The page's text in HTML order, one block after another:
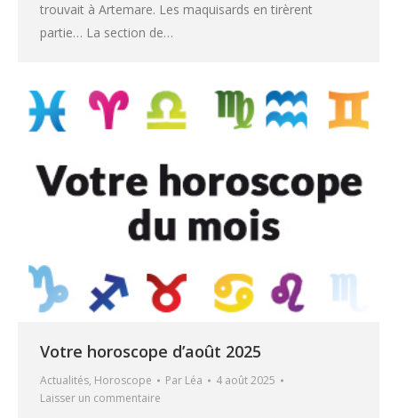
trouvait à Artemare. Les maquisards en tirèrent
partie… La section de…
Votre horoscope d’août 2025
Actualités, Horoscope Par Léa
4 août 2025
Laisser un commentaire